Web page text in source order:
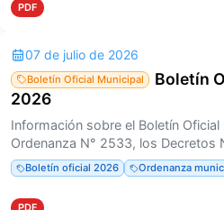
PDF
07 de julio de 2026
Boletín Oficial Municipal
Boletín
2026
Información sobre el Boletín
Ordenanza N° 2533, los
Boletín oficial 2026 Ordenanza
PDF